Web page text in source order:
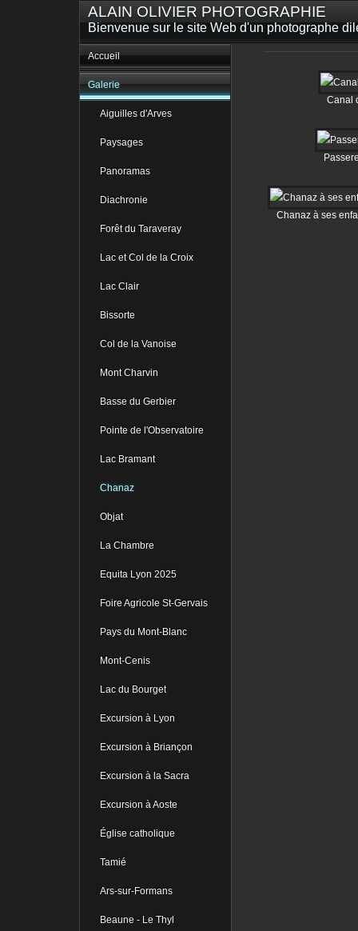
ALAIN OLIVIER PHOTOGRAPHIE
Bienvenue sur le site Web d'un photographe
Accueil
Galerie
Aiguilles d'Arves
Paysages
Panoramas
Diachronie
Forêt du Taraveray
Lac et Col de la Croix
Lac Clair
Bissorte
Col de la Vanoise
Mont Charvin
Basse du Gerbier
Pointe de l'Observatoire
Lac Bramant
Chanaz
Objat
La Chambre
Equita Lyon 2025
Foire Agricole St-Gervais
Pays du Mont-Blanc
Mont-Cenis
Lac du Bourget
Excursion à Lyon
Excursion à Briançon
Excursion à la Sacra
Excursion à Aoste
Église catholique
Tamié
Ars-sur-Formans
Beaune - Le Thyl
Canal
Chanaz à ses